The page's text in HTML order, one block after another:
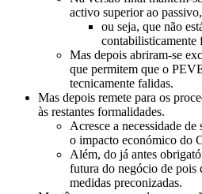
activo superior ao passivo,
ou seja, que não
Mas depois abriram-se
que permitem que o
tecnicamente falidas.
Mas depois remete para os
às restantes formalidades.
Acresce a necessidade de
o impacto económico do
Além, do já antes
futura do negócio de pois
medidas preconizadas.